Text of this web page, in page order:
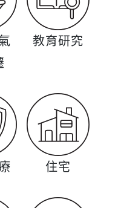
教育研究
住宅